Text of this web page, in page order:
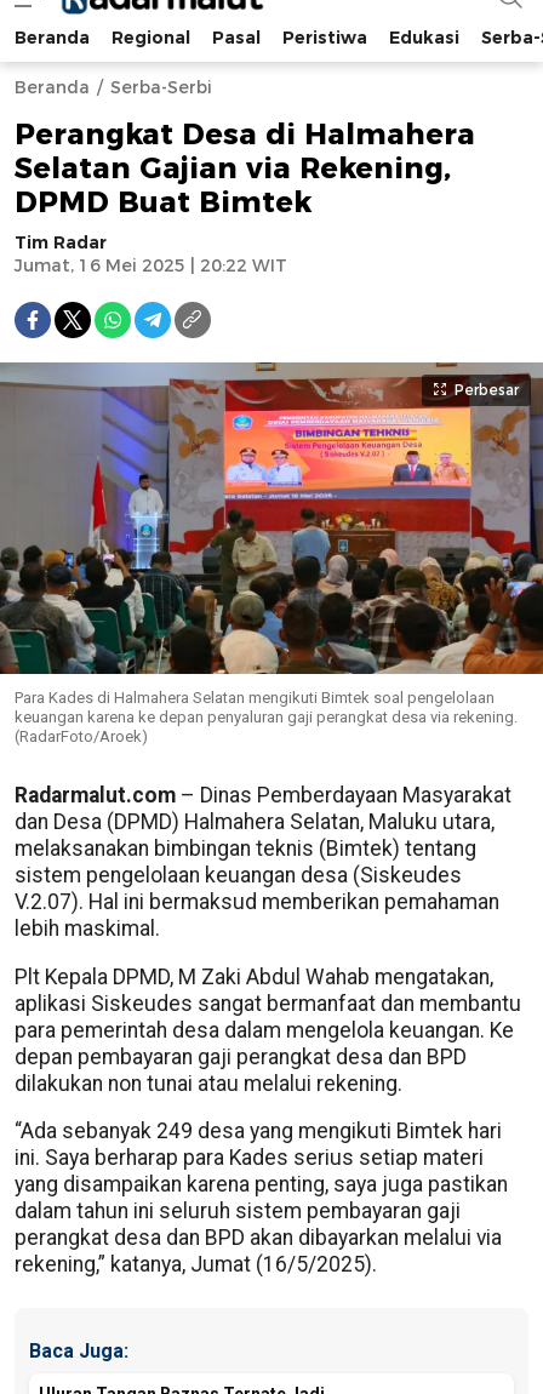
Radar Malut
Bacaan Nyindir
Beranda Regional Pasal Peristiwa Edukasi
Beranda Serba-Serbi
Perangkat Desa di Halmahera
Selatan Gajian via Rekening,
DPMD Buat Bimtek
Tim Radar
Jumat, 16 Mei 2025 | 20:22 WIT
Perbesar
Para Kades di Halmahera Selatan mengikuti Bimtek soal pengelolaan
keuangan karena ke depan penyaluran gaji perangkat desa via rekening.
(RadarFoto/Aroek)
Radarmalut.com – Dinas Pemberdayaan Masyarakat
dan Desa (DPMD) Halmahera Selatan, Maluku utara,
melaksanakan bimbingan teknis (Bimtek) tentang
sistem pengelolaan keuangan desa (Siskeudes
V.2.07). Hal ini bermaksud memberikan pemahaman
lebih maskimal.
‎Plt Kepala DPMD, M Zaki Abdul Wahab mengatakan,
aplikasi Siskeudes sangat bermanfaat dan membantu
para pemerintah desa dalam mengelola keuangan. Ke
depan pembayaran gaji perangkat desa dan BPD
dilakukan non tunai atau melalui rekening.
“Ada sebanyak 249 desa yang mengikuti Bimtek hari
ini. Saya berharap para Kades serius setiap materi
yang disampaikan karena penting, saya juga pastikan
dalam tahun ini seluruh sistem pembayaran gaji
perangkat desa dan BPD akan dibayarkan melalui via
rekening,” katanya, Jumat (16/5/2025).
Baca Juga: